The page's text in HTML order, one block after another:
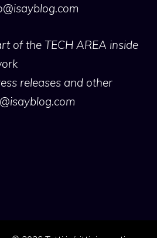
of the TECH AREA inside
releases and other